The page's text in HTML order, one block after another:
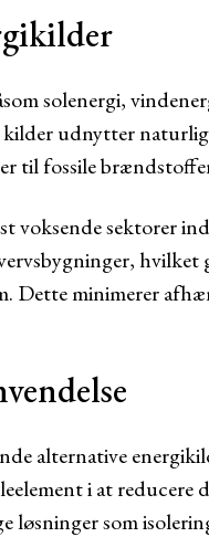
solenergi,
udnytter
til fossile
voksende sektorer
Dette minimerer
alternative
i at
løsninger som